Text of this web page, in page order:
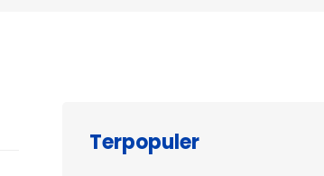
Terpopuler